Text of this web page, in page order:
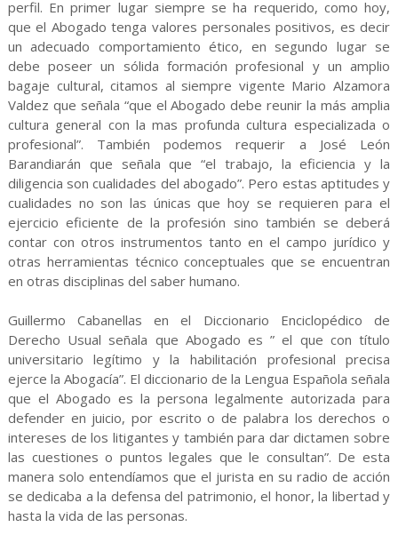
perfil. En primer lugar siempre se ha requerido, como hoy,
que el Abogado tenga valores personales positivos, es decir
un adecuado comportamiento ético, en segundo lugar se
debe poseer un sólida formación profesional y un amplio
bagaje cultural, citamos al siempre vigente Mario Alzamora
Valdez que señala “que el Abogado debe reunir la más amplia
cultura general con la mas profunda cultura especializada o
profesional”. También podemos requerir a José León
Barandiarán que señala que “el trabajo, la eficiencia y la
diligencia son cualidades del abogado”. Pero estas aptitudes y
cualidades no son las únicas que hoy se requieren para el
ejercicio eficiente de la profesión sino también se deberá
contar con otros instrumentos tanto en el campo jurídico y
otras herramientas técnico conceptuales que se encuentran
en otras disciplinas del saber humano.
Guillermo Cabanellas en el Diccionario Enciclopédico de
Derecho Usual señala que Abogado es ” el que con título
universitario legítimo y la habilitación profesional precisa
ejerce la Abogacía”. El diccionario de la Lengua Española señala
que el Abogado es la persona legalmente autorizada para
defender en juicio, por escrito o de palabra los derechos o
intereses de los litigantes y también para dar dictamen sobre
las cuestiones o puntos legales que le consultan”. De esta
manera solo entendíamos que el jurista en su radio de acción
se dedicaba a la defensa del patrimonio, el honor, la libertad y
hasta la vida de las personas.